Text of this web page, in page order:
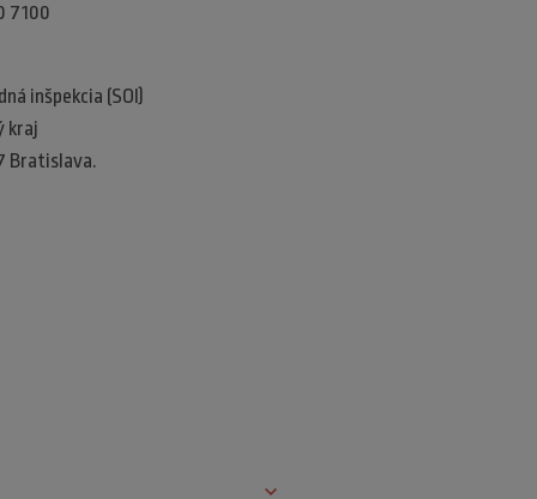
7100
inšpekcia (SOI)​
kraj​
Bratislava.